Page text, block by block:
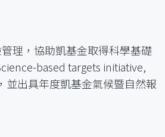
理，協助凱基金取得科學基礎
based targets initiative,
並出具年度凱基金氣候暨自然報